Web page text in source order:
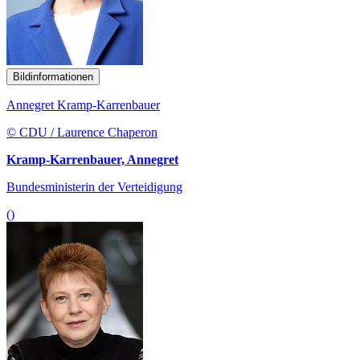
Bildinformationen
Annegret Kramp-Karrenbauer
© CDU / Laurence Chaperon
Kramp-Karrenbauer, Annegret
Bundesministerin der Verteidigung
()